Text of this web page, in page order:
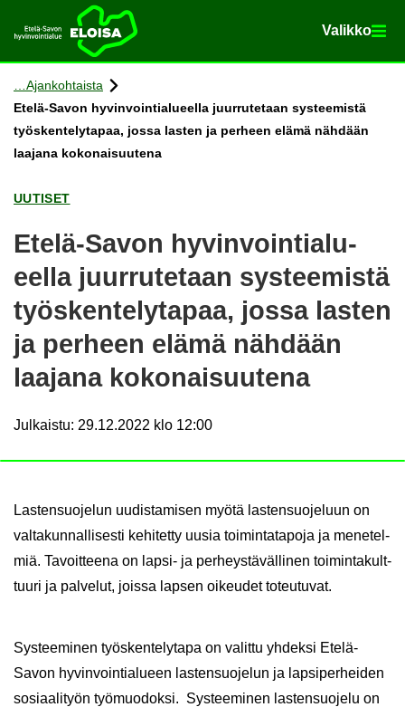
Etusi­vu Va­lik­ko
Va­lik­ko
Siir­ry si­säl­töön
Ajan­koh­tais­ta
Etelä-​Savon hy­vin­voin­tia­lu­eel­la juur­ru­te­taan sys­tee­mis­tä
työs­ken­te­ly­ta­paa, jossa las­ten ja per­heen elämä näh­dään
laa­ja­na ko­ko­nai­suu­te­na
UU­TI­SET
Etelä-​Savon hy­vin­voin­tia­lu­
eel­la juur­ru­te­taan sys­tee­mis­tä
työs­ken­te­ly­ta­paa, jossa las­ten
ja per­heen elämä näh­dään
laa­ja­na ko­ko­nai­suu­te­na
Julkaistu: 29.12.2022 klo 12:00
Las­ten­suo­je­lun uu­dis­ta­mi­sen myötä las­ten­suo­je­luun on
val­ta­kun­nal­li­ses­ti ke­hi­tet­ty uusia toi­min­ta­ta­po­ja ja me­ne­tel­
miä. Ta­voit­tee­na on lapsi-​ ja per­heys­tä­väl­li­nen toi­min­ta­kult­
tuu­ri ja pal­ve­lut, jois­sa lap­sen oi­keu­det to­teu­tu­vat.
Sys­tee­mi­nen työs­ken­te­ly­ta­pa on va­lit­tu yh­dek­si Etelä-​
Savon hy­vin­voin­tia­lu­een las­ten­suo­je­lun ja lap­si­per­hei­den
so­si­aa­li­työn työ­muo­dok­si. Sys­tee­mi­nen las­ten­suo­je­lu on